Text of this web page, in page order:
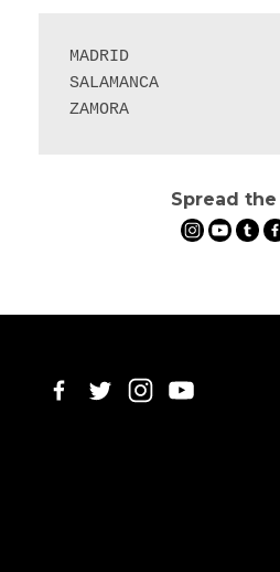
MADRID
SALAMANCA
ZAMORA
Spread